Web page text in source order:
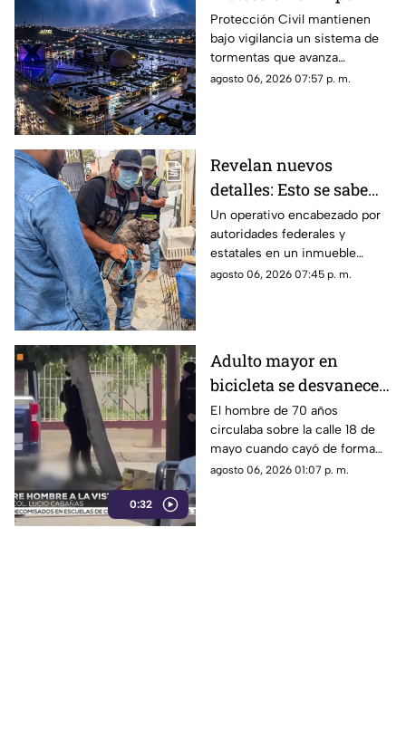
tormenta que se acerca
a Ciudad Juárez y El
Paso: piden extremar
precauciones
Protección Civil mantienen
bajo vigilancia un sistema de
tormentas que avanza
lentamente hacia el suroeste y
agosto 06, 2026 07:57 p. m.
Revelan nuevos
detalles: Esto se sabe
sobre el hallazgo de un
lagarto y un tigre de
bengala en un
autolavado de Juárez
Un operativo encabezado por
autoridades federales y
estatales en un inmueble
habilitado como autolavado en
agosto 06, 2026 07:45 p. m.
0:32
Adulto mayor en
bicicleta se desvanece y
pierde la vida en la
colonia Lucio Cabañas
El hombre de 70 años
circulaba sobre la calle 18 de
mayo cuando cayó de forma
repentina; paramédicos
agosto 06, 2026 01:07 p. m.